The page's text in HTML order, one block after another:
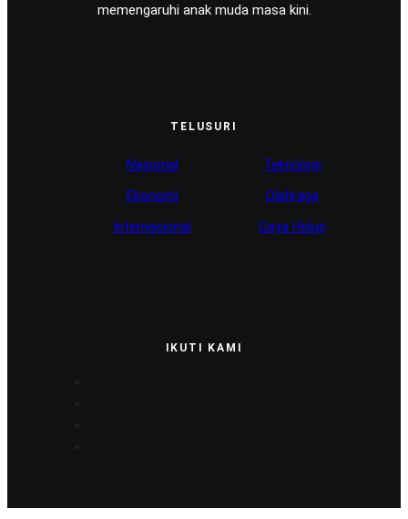
memengaruhi anak muda masa kini.
TELUSURI
Nasional
Ekonomi
Internasional
Teknologi
Olahraga
Gaya Hidup
IKUTI KAMI